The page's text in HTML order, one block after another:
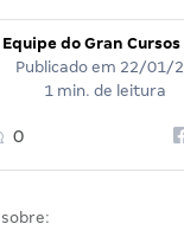
Equipe do Gran
Publicado em 22/01/
1 min. de leitura
0